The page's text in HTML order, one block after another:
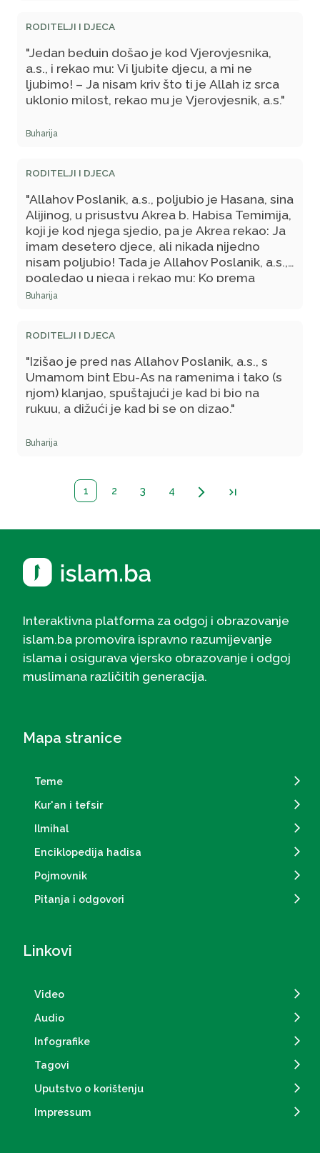
robovima nego što je ova prema svome
djetetu!"
RODITELJI I DJECA
"Jedan beduin došao je kod Vjerovjesnika,
a.s., i rekao mu: Vi ljubite djecu, a mi ne
ljubimo! – Ja nisam kriv što ti je Allah iz srca
uklonio milost, rekao mu je Vjerovjesnik, a.s."
Buharija
RODITELJI I DJECA
"Allahov Poslanik, a.s., poljubio je Hasana, sina
Alijinog, u prisustvu Akrea b. Habisa Temimija,
koji je kod njega sjedio, pa je Akrea rekao: Ja
imam desetero djece, ali nikada nijedno
nisam poljubio! Tada je Allahov Poslanik, a.s.,
pogledao u njega i rekao mu: Ko prema
drugima nije milostiv – neće ni drugi biti
Buharija
RODITELJI I DJECA
"Izišao je pred nas Allahov Poslanik, a.s., s
Umamom bint Ebu-As na ramenima i tako (s
njom) klanjao, spuštajući je kad bi bio na
rukuu, a dižući je kad bi se on dizao."
Buharija
1 2 3 4 arrow_forward_ios last_page
Interaktivna platforma za odgoj i obrazovanje
islam.ba promovira ispravno razumijevanje
islama i osigurava vjersko obrazovanje i odgoj
muslimana različitih generacija.
Mapa stranice
Teme
Kur'an i tefsir
Ilmihal
Enciklopedija hadisa
Pojmovnik
Pitanja i odgovori
Linkovi
Video
Audio
Infografike
Tagovi
Uputstvo o korištenju
Impressum